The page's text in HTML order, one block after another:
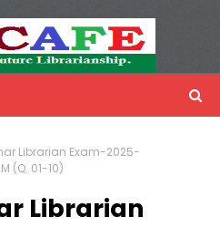
Librarian Exam-2025-
(Q. 01-10)
Librarian